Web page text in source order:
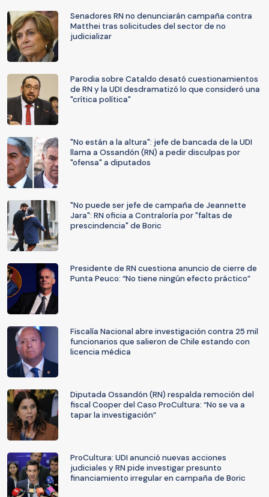
Senadores RN no denunciarán campaña contra
Matthei tras solicitudes del sector de no
judicializar
Parodia sobre Cataldo desató cuestionamientos
de RN y la UDI desdramatizó lo que consideró una
"crítica política"
"No están a la altura": jefe de bancada de la UDI
llama a Ossandón (RN) a pedir disculpas por
"ofensa" a diputados
"No puede ser jefe de campaña de Jeannette
Jara": RN oficia a Contraloría por "faltas de
prescindencia" de Boric
Presidente de RN cuestiona anuncio de cierre de
Punta Peuco: “No tiene ningún efecto práctico”
Fiscalía Nacional abre investigación contra 25 mil
funcionarios que salieron de Chile estando con
licencia médica
Diputada Ossandón (RN) respalda remoción del
fiscal Cooper del Caso ProCultura: “No se va a
tapar la investigación”
ProCultura: UDI anunció nuevas acciones
judiciales y RN pide investigar presunto
financiamiento irregular en campaña de Boric